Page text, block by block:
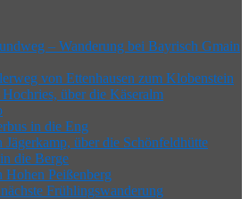
– Wanderung bei Bayrisch Gmain
von Ettenhausen zum Klobenstein
über die Käseralm
in die Eng
Jägerkamp, über die Schönfeldhütte
die Berge
Hohen Peißenberg
Frühlingswanderung